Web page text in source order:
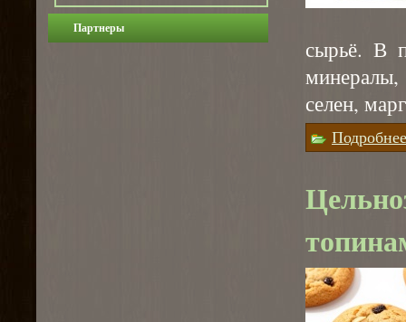
Партнеры
сырьё. В
селен,
Подробнее